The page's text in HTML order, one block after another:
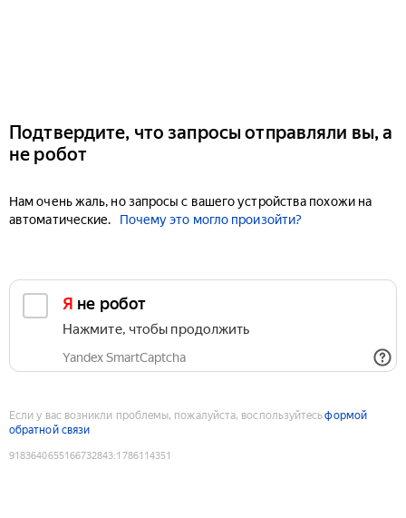
Подтвердите, что запросы отправляли вы, а
не робот
Нам очень жаль, но запросы с вашего устройства похожи на
автоматические.
Почему это могло произойти?
Я не робот
Нажмите, чтобы продолжить
Yandex SmartCaptcha
Если у вас возникли проблемы, пожалуйста, воспользуйтесьформой
обратной связи
9183640655166732843:1786114351